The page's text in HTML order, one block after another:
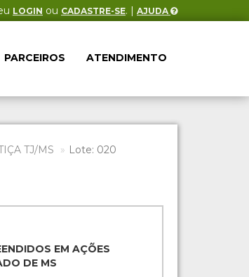
LOGIN ou CADASTRE-SE. | AJUDA
PARCEIROS ATENDIMENTO
TJ/MS Lote: 020
EM AÇÕES
DE MS